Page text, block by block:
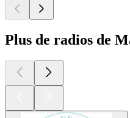
Plus de radios de